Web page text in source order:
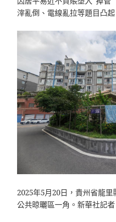
滓亂倒、電線亂拉等題目凸起
2025年5月20日，貴州省龍
公共晾曬區一角。新華社記